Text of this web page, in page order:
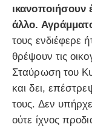
ικανοποιήσουν
άλλο.
τους ενδιέφερε
θρέψουν τις
Σταύρωση του
και δει,
τους. Δεν
ούτε ίχνος